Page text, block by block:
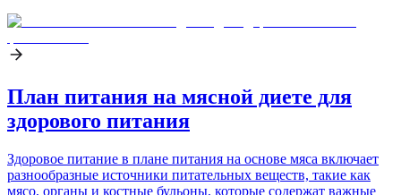
План питания на мясной диете для
здорового питания
Здоровое питание в плане питания на основе мяса включает
разнообразные источники питательных веществ, такие как
мясо, органы и костные бульоны, которые содержат важные